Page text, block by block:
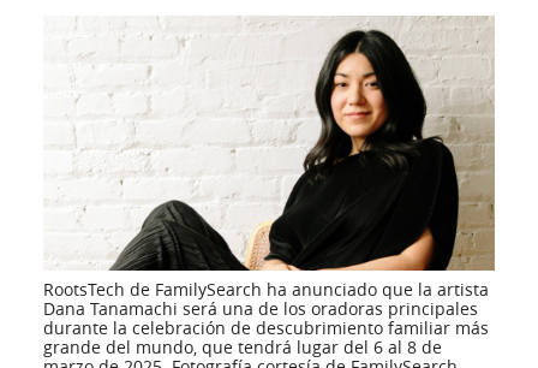
RootsTech de FamilySearch ha anunciado que la artista
Dana Tanamachi será una de los oradoras principales
durante la celebración de descubrimiento familiar más
grande del mundo, que tendrá lugar del 6 al 8 de